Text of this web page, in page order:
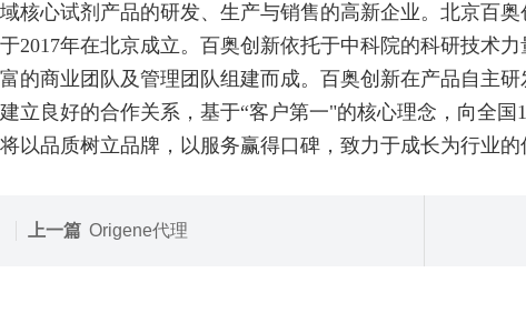
核心试剂产品的研发、生产与销售的高新企业。北京百
2017年在北京成立。百奥创新依托于中科院的科研技术
的商业团队及管理团队组建而成。百奥创新在产品自主
立良好的合作关系，基于“客户第一"的核心理念，向全国
以品质树立品牌，以服务赢得口碑，致力于成长为行业的
上一篇 Origene代理